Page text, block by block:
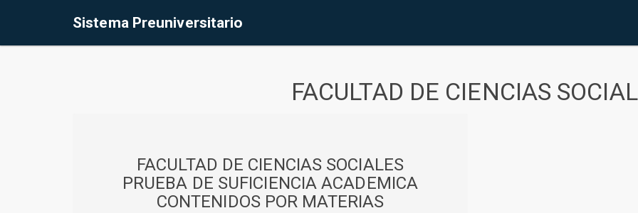
Sistema Preuniversitario
FACULTAD DE CIENCIAS
FACULTAD DE CIENCIAS SOCIALES
PRUEBA DE SUFICIENCIA ACADEMICA
CONTENIDOS POR MATERIAS